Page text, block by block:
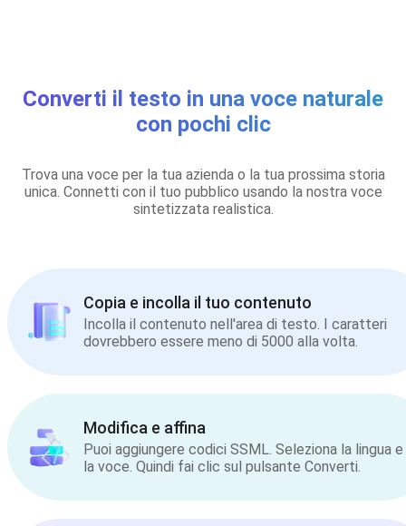
Converti il testo in una voce naturale
con pochi clic
Trova una voce per la tua azienda o la tua prossima storia
unica. Connetti con il tuo pubblico usando la nostra voce
sintetizzata realistica.
Copia e incolla il tuo contenuto
Incolla il contenuto nell'area di testo. I caratteri
dovrebbero essere meno di 5000 alla volta.
Modifica e affina
Puoi aggiungere codici SSML. Seleziona la lingua e
la voce. Quindi fai clic sul pulsante Converti.